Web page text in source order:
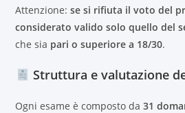
Attenzione:se si rifiuta il voto del
considerato valido solo quello del
che sia pari o superiore a 18/30.
Struttura e valutazione
Ogni esame è composto da31